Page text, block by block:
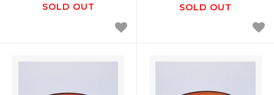
SOLD OUT SOLD OUT